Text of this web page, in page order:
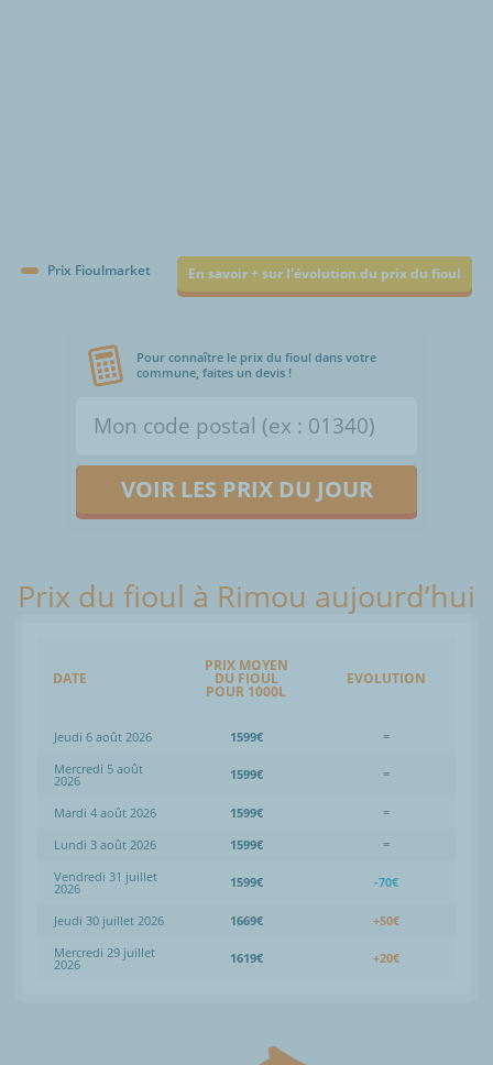
Prix Fioulmarket En savoir + sur l'évolution du prix du fioul
Pour connaître le prix du fioul dans votre
commune, faites un devis !
VOIR LES PRIX DU JOUR
Prix du fioul à Rimou aujourd’hui
DATE
PRIX MOYEN
DU FIOUL
POUR 1000L
EVOLUTION
Jeudi 6 août 2026 1599€
=
Mercredi 5 août
2026 1599€ =
Mardi 4 août 2026 1599€
=
Lundi 3 août 2026
1599€
=
Vendredi 31 juillet
2026 1599€ -70€
Jeudi 30 juillet 2026 1669€
+50€
Mercredi 29 juillet
2026 1619€ +20€